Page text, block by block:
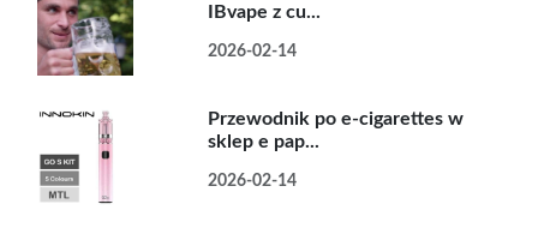
IBvape z cu...
2026-02-14
Przewodnik po e-cigarettes w
sklep e pap...
2026-02-14